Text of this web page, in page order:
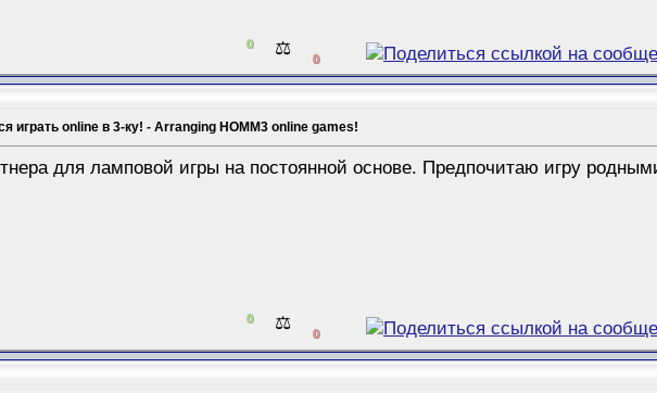
0 ⚖️ 0
играть online в 3-ку! - Arranging HOMM3 online games!
для ламповой игры на постоянной основе. Предпочитаю игру
0 ⚖️ 0